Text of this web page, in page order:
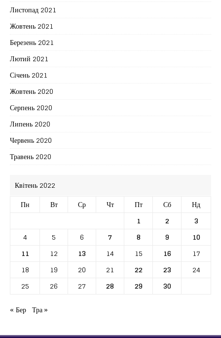
Листопад 2021
Жовтень 2021
Березень 2021
Лютий 2021
Січень 2021
Жовтень 2020
Серпень 2020
Липень 2020
Червень 2020
Травень 2020
Квітень 2022
Пн
Вт Ср Чт Пт Сб
Нд
1
2
3
4
5 6 7 8 9
10
11
12 13 14 15 16
17
18
19 20 21 22 23
24
25
26 27 28 29
30
« Бер Тра »